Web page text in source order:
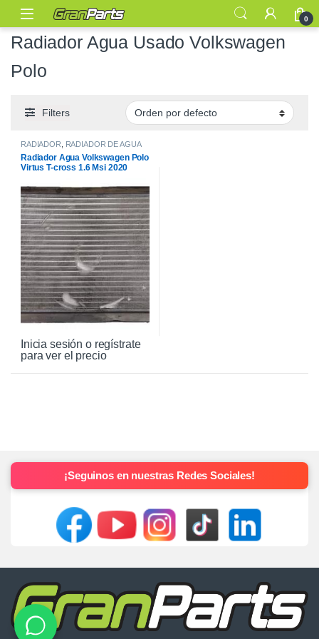
0
Radiador Agua Usado Volkswagen
Polo
Filters
RADIADOR RADIADOR DE AGUA
Radiador Agua Volkswagen Polo
Virtus T-cross 1.6 Msi 2020
Inicia sesión o regístrate
para ver el precio
¡Seguinos en nuestras Redes Sociales!